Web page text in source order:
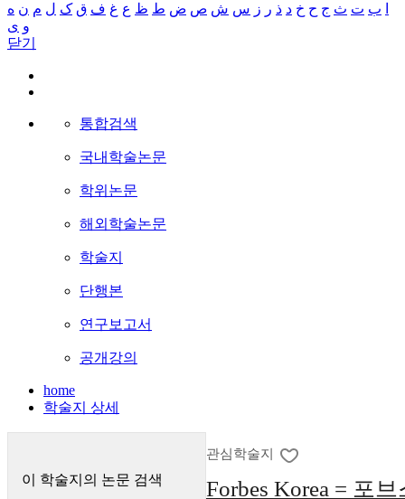
ب ت ث ج ح خ د ذ ر ز س ش ص ض ط ظ ع غ ف ق ک ل م ن ه
و ی
닫기
통합검색
국내학술논문
학위논문
해외학술논문
학술지
단행본
연구보고서
공개강의
home
학술지 상세
이 학술지의 논문 검색
관심학술지
Forbes Korea = 포